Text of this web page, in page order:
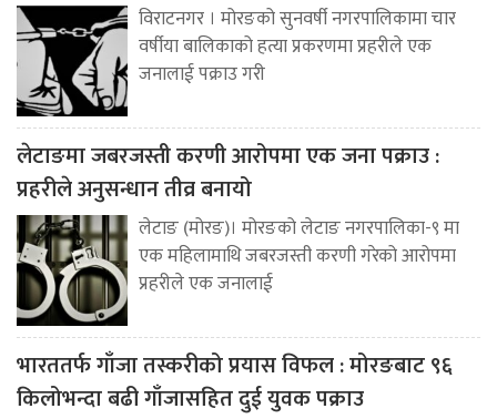
विराटनगर । मोरङको सुनवर्षी नगरपालिकामा चार
वर्षीया बालिकाको हत्या प्रकरणमा प्रहरीले एक
जनालाई पक्राउ गरी
लेटाङमा जबरजस्ती करणी आरोपमा एक जना पक्राउ :
प्रहरीले अनुसन्धान तीव्र बनायो
लेटाङ (मोरङ)। मोरङको लेटाङ नगरपालिका-९ मा
एक महिलामाथि जबरजस्ती करणी गरेको आरोपमा
प्रहरीले एक जनालाई
भारततर्फ गाँजा तस्करीको प्रयास विफल : मोरङबाट ९६
किलोभन्दा बढी गाँजासहित दुई युवक पक्राउ